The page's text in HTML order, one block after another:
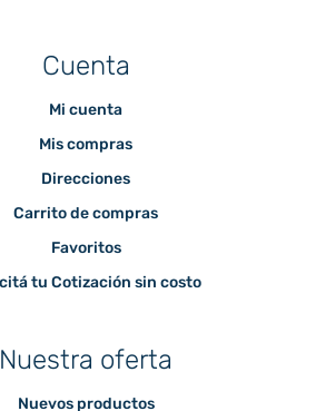
Cuenta
Mi cuenta
Mis compras
Direcciones
Carrito de compras
Favoritos
tu Cotización sin costo
Nuestra oferta
Nuevos productos